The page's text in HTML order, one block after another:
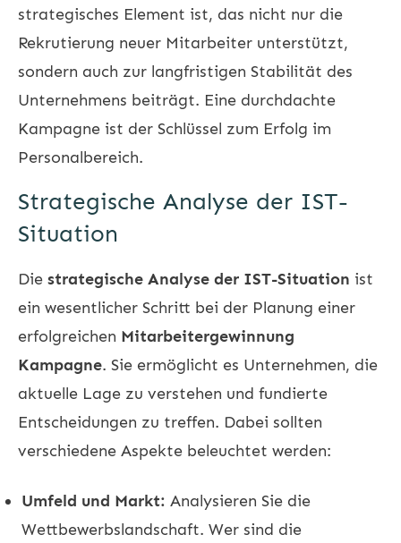
strategisches Element ist, das nicht nur die
Rekrutierung neuer Mitarbeiter unterstützt,
sondern auch zur langfristigen Stabilität des
Unternehmens beiträgt. Eine durchdachte
Kampagne ist der Schlüssel zum Erfolg im
Personalbereich.
Strategische Analyse der IST-
Situation
Die strategische Analyse der IST-Situation ist
ein wesentlicher Schritt bei der Planung einer
erfolgreichen Mitarbeitergewinnung
Kampagne. Sie ermöglicht es Unternehmen, die
aktuelle Lage zu verstehen und fundierte
Entscheidungen zu treffen. Dabei sollten
verschiedene Aspekte beleuchtet werden:
Umfeld und Markt: Analysieren Sie die
Wettbewerbslandschaft. Wer sind die